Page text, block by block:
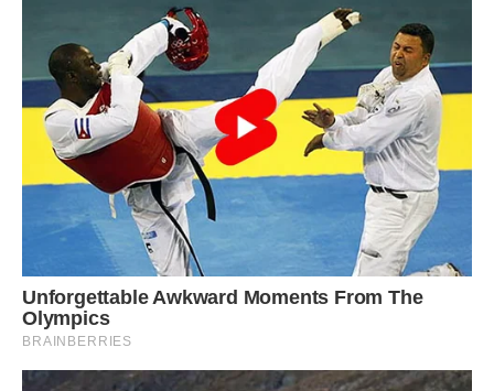
що вона живе тепер в який-небудь дірі і плюється
отрyтою, знаючи, хто саме господарює на її колишніх
квадратних метрах! – посміхнулася Юля.